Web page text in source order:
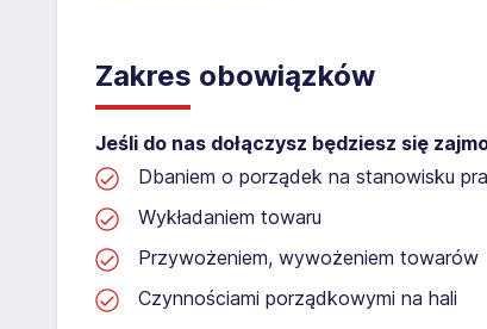
Zakres obowiązków
Jeśli do nas dołączysz będziesz się
Dbaniem o porządek na stanowisku
Wykładaniem towaru
Przywożeniem, wywożeniem towarów
Czynnościami porządkowymi na hali